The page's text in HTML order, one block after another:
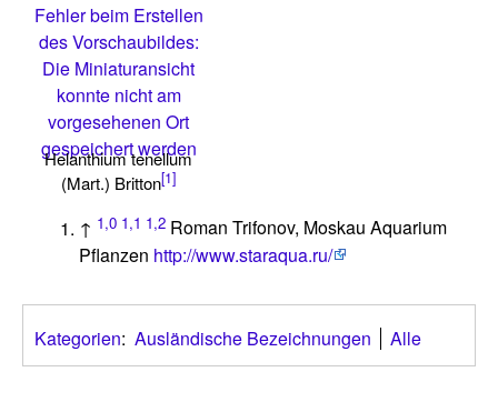
Fehler beim Erstellen
des Vorschaubildes:
Die Miniaturansicht
konnte nicht am
vorgesehenen Ort
gespeichert werden
Helanthium tenellum
(Mart.) Britton[1]
↑ 1,0 1,1 1,2 Roman Trifonov, Moskau Aquarium
Pflanzen http://www.staraqua.ru/
Kategorien: Ausländische Bezeichnungen Alle